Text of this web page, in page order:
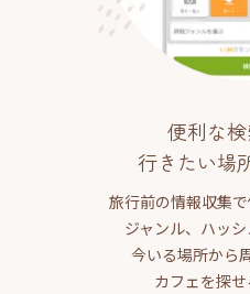
便利な
行きたい場
旅行前の情報収集で
ジャンル、ハッシ
今いる場所から
カフェを探